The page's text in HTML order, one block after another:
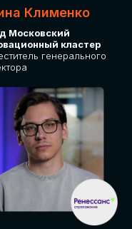
Клименко
Московский
кластер
генерального